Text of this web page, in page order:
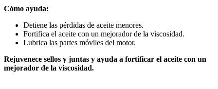
Cómo ayuda:
Detiene las pérdidas de aceite menores.
Fortifica el aceite con un mejorador de la viscosidad.
Lubrica las partes móviles del motor.
Rejuvenece sellos y juntas y ayuda a fortificar el aceite con un
mejorador de la viscosidad.